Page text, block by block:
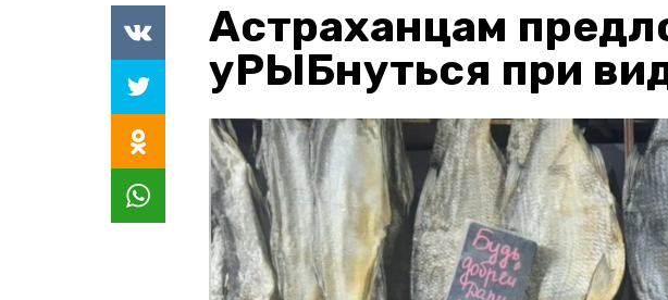
Астраханцам
уРЫБнуться при